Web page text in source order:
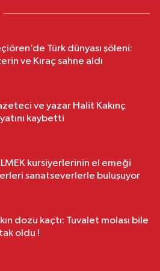
Türk dünyası şöleni:
ve Kıraç sahne aldı
ve yazar Halit Kakınç
kaybetti
kursiyerlerinin el emeği
sanatseverlerle buluşuyor
dozu kaçtı: Tuvalet molası bile
oldu !